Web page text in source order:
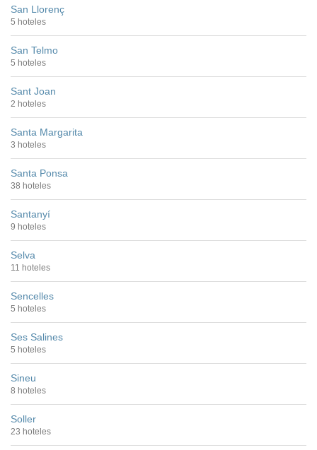
San Llorenç
5 hoteles
San Telmo
5 hoteles
Sant Joan
2 hoteles
Santa Margarita
3 hoteles
Santa Ponsa
38 hoteles
Santanyí
9 hoteles
Selva
11 hoteles
Sencelles
5 hoteles
Ses Salines
5 hoteles
Sineu
8 hoteles
Soller
23 hoteles